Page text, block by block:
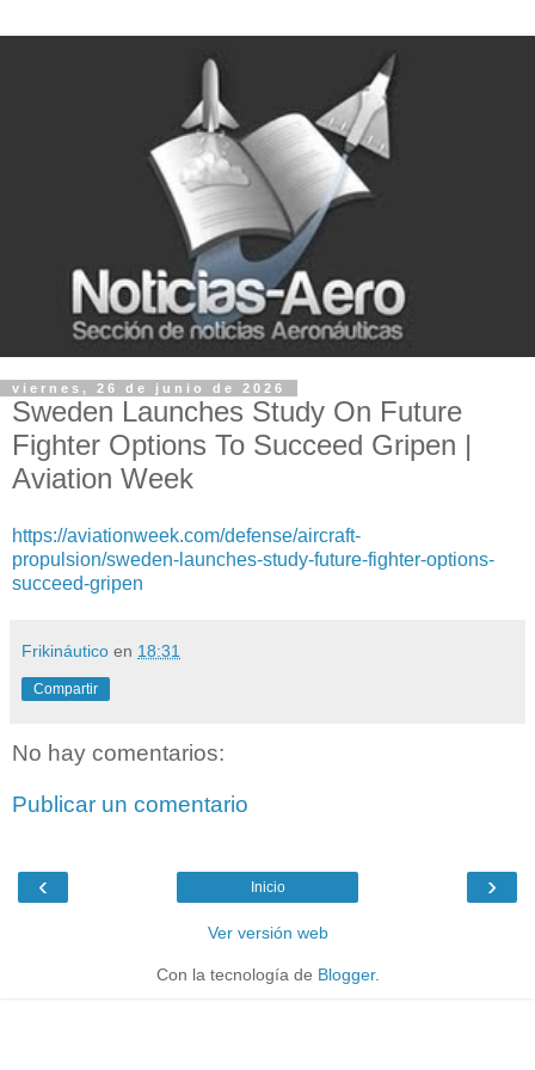
viernes, 26 de junio de 2026
Sweden Launches Study On Future
Fighter Options To Succeed Gripen |
Aviation Week
https://aviationweek.com/defense/aircraft-
propulsion/sweden-launches-study-future-fighter-options-
succeed-gripen
Frikináutico en 18:31
Compartir
No hay comentarios:
Publicar un comentario
‹ ›
Inicio
Ver versión web
Con la tecnología de Blogger.